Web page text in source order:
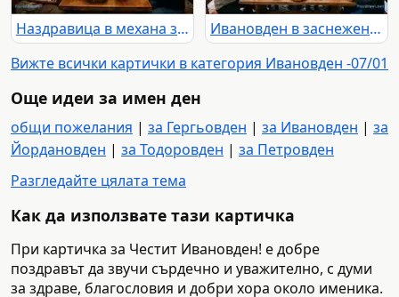
Наздравица в механа за Ивановден.
Ивановден в заснежено село с празнична трапеза и щастливи хора.
Вижте всички картички в категория Ивановден -07/01
Още идеи за имен ден
общи пожелания | за Гергьовден | за Ивановден | за
Йордановден | за Тодоровден | за Петровден
Разгледайте цялата тема
Как да използвате тази картичка
При картичка за Честит Ивановден! е добре
поздравът да звучи сърдечно и уважително, с думи
за здраве, благословия и добри хора около именика.